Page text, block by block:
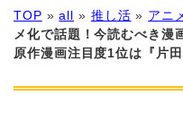
TOP »all » 推し活 » アニ
メ化で話題！今読むべき
原作漫画注目度1位は『片